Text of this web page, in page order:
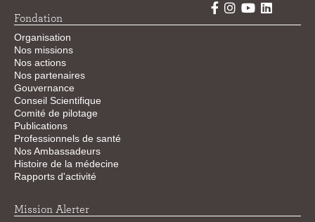
Fondation
Organisation
Nos missions
Nos actions
Nos partenaires
Gouvernance
Conseil Scientifique
Comité de pilotage
Publications
Professionnels de santé
Nos Ambassadeurs
Histoire de la médecine
Rapports d'activité
Mission Alerter